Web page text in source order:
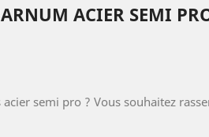
ACIER SEMI
semi pro ? Vous souhaitez